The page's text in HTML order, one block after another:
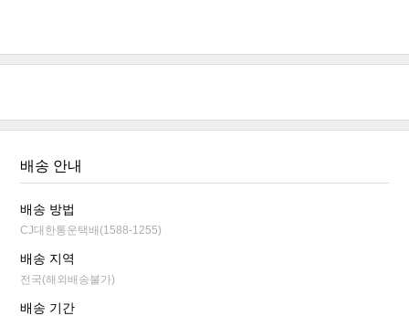
배송 안내
배송 방법
CJ대한통운택배(1588-1255)
배송 지역
전국(해외배송불가)
배송 기간